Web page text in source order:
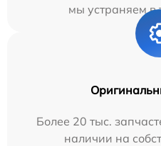
мы устраняем в
Более 20 тыс.
наличии на